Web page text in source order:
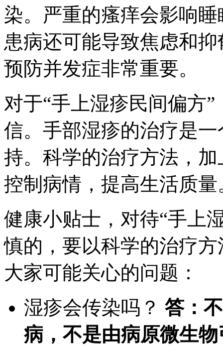
染。严重的瘙痒会影响
患病还可能导致焦虑和
预防并发症非常重要。
对于“手上湿疹民间偏方
信。手部湿疹的治疗是
持。科学的治疗方法，
控制病情，提高生活质量
健康小贴士，对待“手上
慎的，要以科学的治疗
大家可能关心的问题：
湿疹会传染吗？ 答：
病，不是由病原微生